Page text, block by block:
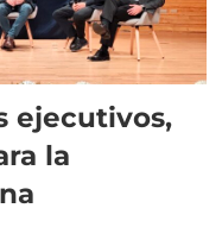
ejecutivos,
la